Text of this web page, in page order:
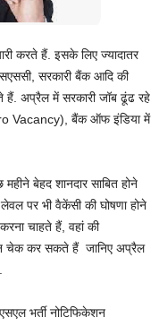
करते हैं. इसके लिए ज्यादातर
सरकारी बैंक आदि की
हैं. अप्रैल में सरकारी जॉब ढूंढ रहे
Vacancy), बैंक ऑफ इंडिया में
बेहद शानदार साबित होने
पर भी वैकेंसी की घोषणा होने
चाहते हैं, वहां की
चेक कर सकते हैं जानिए अप्रैल
भर्ती नोटिफिकेशन